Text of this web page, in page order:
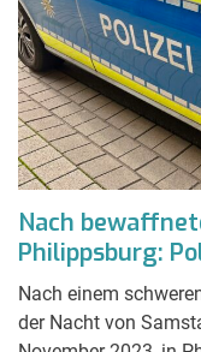
Nach
Philippsburg:
Nach einem
der Nacht von